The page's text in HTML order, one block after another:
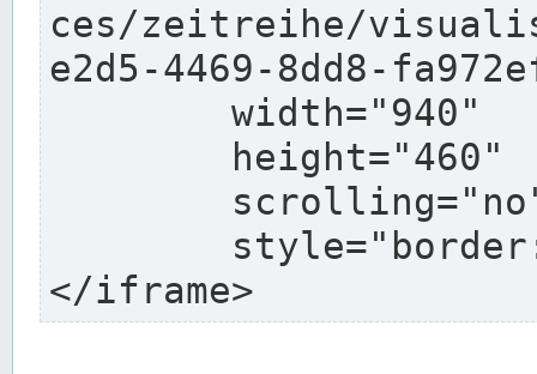
ces/zeitreihe/
e2d5-4469-8dd8-
</iframe>